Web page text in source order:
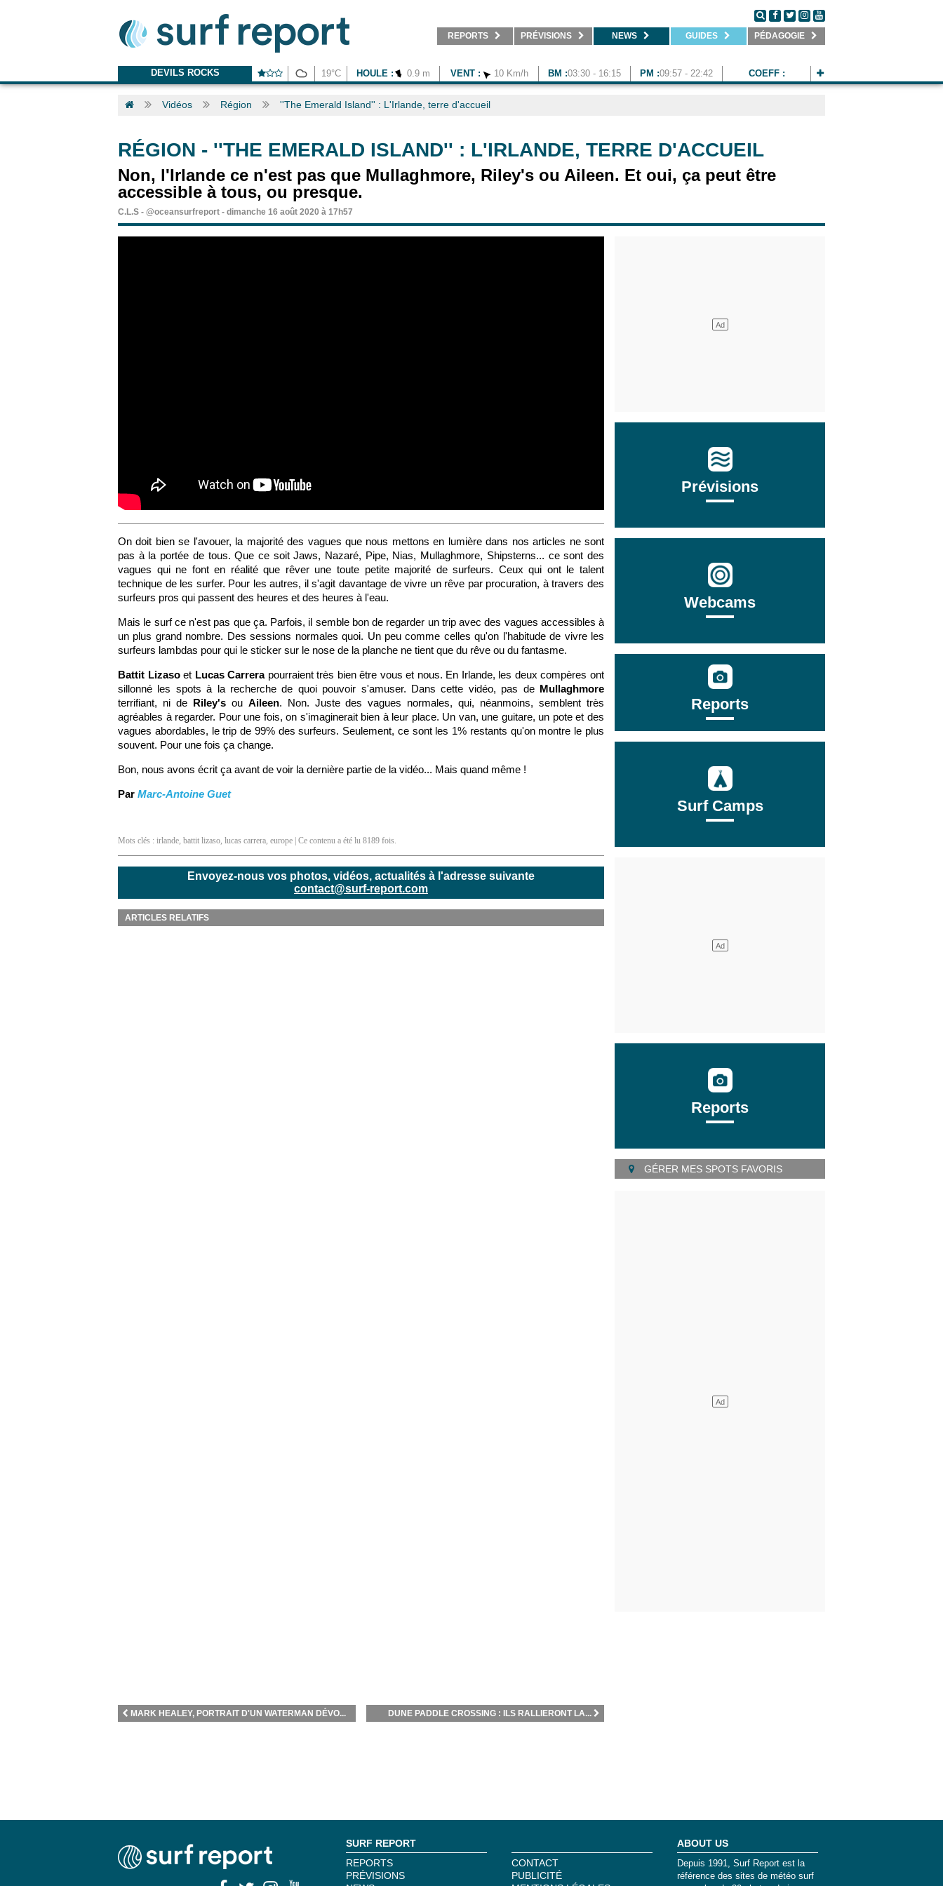
REPORTS PRÉVISIONS NEWS GUIDES PÉDAGOGIE
DEVILS ROCKS 19°C HOULE : 0.9 m VENT : 10 Km/h BM :03:30 - 16:15 PM :09:57 - 22:42 COEFF :
Vidéos Région ''The Emerald Island'' : L'Irlande, terre d'accueil
RÉGION - ''THE EMERALD ISLAND'' : L'IRLANDE, TERRE D'ACCUEIL
Non, l'Irlande ce n'est pas que Mullaghmore, Riley's ou Aileen. Et oui, ça peut être
accessible à tous, ou presque.
C.L.S - @oceansurfreport - dimanche 16 août 2020 à 17h57
On doit bien se l'avouer, la majorité des vagues que nous mettons en lumière dans nos articles ne sont
pas à la portée de tous. Que ce soit Jaws, Nazaré, Pipe, Nias, Mullaghmore, Shipsterns... ce sont des
vagues qui ne font en réalité que rêver une toute petite majorité de surfeurs. Ceux qui ont le talent
technique de les surfer. Pour les autres, il s'agit davantage de vivre un rêve par procuration, à travers des
surfeurs pros qui passent des heures et des heures à l'eau.
Mais le surf ce n'est pas que ça. Parfois, il semble bon de regarder un trip avec des vagues accessibles à
un plus grand nombre. Des sessions normales quoi. Un peu comme celles qu'on l'habitude de vivre les
surfeurs lambdas pour qui le sticker sur le nose de la planche ne tient que du rêve ou du fantasme.
Battit Lizasoet Lucas Carrerapourraient très bien être vous et nous. En Irlande, les deux compères ont
sillonné les spots à la recherche de quoi pouvoir s'amuser. Dans cette vidéo, pas de Mullaghmore
terrifiant, ni de Riley'sou Aileen. Non. Juste des vagues normales, qui, néanmoins, semblent très
agréables à regarder. Pour une fois, on s'imaginerait bien à leur place. Un van, une guitare, un pote et des
vagues abordables, le trip de 99% des surfeurs. Seulement, ce sont les 1% restants qu'on montre le plus
souvent. Pour une fois ça change.
Bon, nous avons écrit ça avant de voir la dernière partie de la vidéo... Mais quand même !
Par Marc-Antoine Guet
Mots clés : irlande, battit lizaso, lucas carrera, europe | Ce contenu a été lu 8189 fois.
Envoyez-nous vos photos, vidéos, actualités à l'adresse suivante
contact@surf-report.com
ARTICLES RELATIFS
DUNE PADDLE CROSSING : ILS RALLIERONT LA...
MARK HEALEY, PORTRAIT D'UN WATERMAN DÉVO...
Prévisions
Webcams
Reports
Surf Camps
Reports
GÉRER MES SPOTS FAVORIS
SURF REPORT
REPORTS
PRÉVISIONS
CONTACT
PUBLICITÉ
ABOUT US
Depuis 1991, Surf Report est la
référence des sites de météo surf